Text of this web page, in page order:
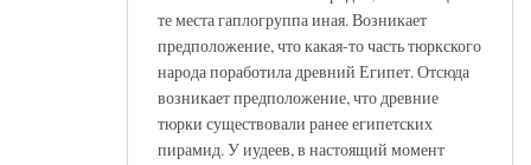
те места гаплогруппа иная. Возникает
предположение, что какая-то часть тюркского
народа поработила древний Египет. Отсюда
возникает предположение, что древние
тюрки существовали ранее египетских
пирамид. У иудеев, в настоящий момент